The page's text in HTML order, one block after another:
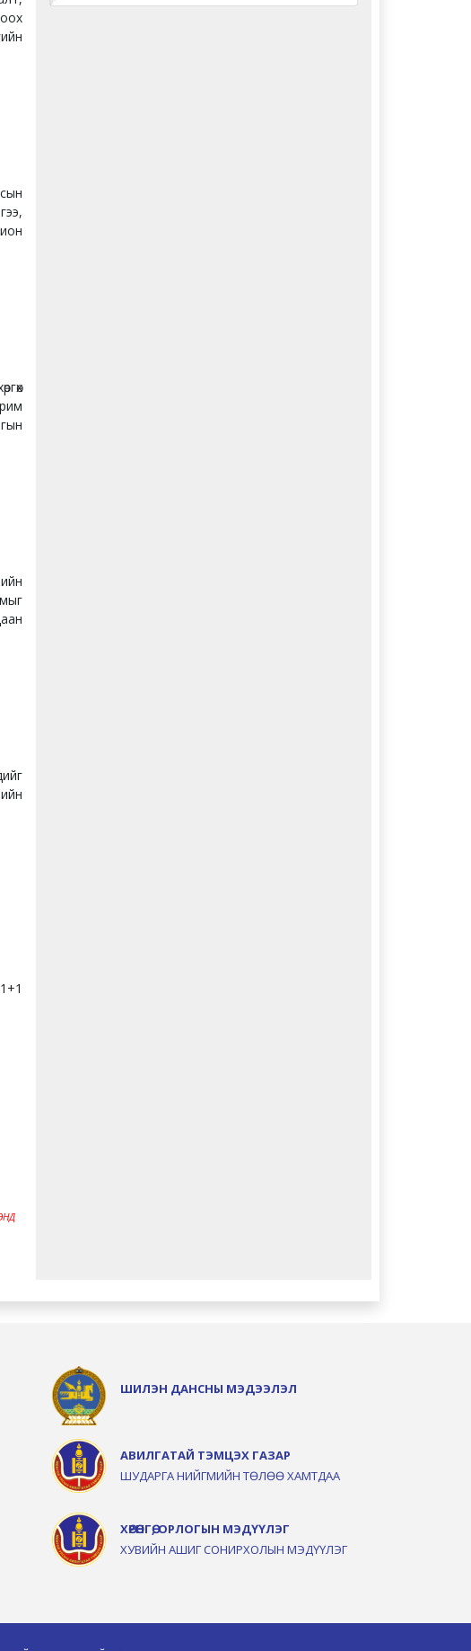
ШИЛЭН ДАНСНЫ МЭДЭЭЛЭЛ
АВИЛГАТАЙ ТЭМЦЭХ ГАЗАР
ШУДАРГА НИЙГМИЙН ТӨЛӨӨ ХАМТДАА
ХӨРӨНГӨ, ОРЛОГЫН МЭДҮҮЛЭГ
ХУВИЙН АШИГ СОНИРХОЛЫН МЭДҮҮЛЭГ